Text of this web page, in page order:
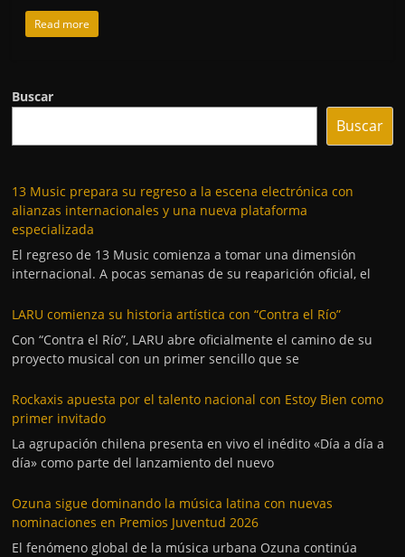
Read more
Buscar
Buscar
13 Music prepara su regreso a la escena electrónica con
alianzas internacionales y una nueva plataforma
especializada
El regreso de 13 Music comienza a tomar una dimensión
internacional. A pocas semanas de su reaparición oficial, el
LARU comienza su historia artística con “Contra el Río”
Con “Contra el Río”, LARU abre oficialmente el camino de su
proyecto musical con un primer sencillo que se
Rockaxis apuesta por el talento nacional con Estoy Bien como
primer invitado
La agrupación chilena presenta en vivo el inédito «Día a día a
día» como parte del lanzamiento del nuevo
Ozuna sigue dominando la música latina con nuevas
nominaciones en Premios Juventud 2026
El fenómeno global de la música urbana Ozuna continúa